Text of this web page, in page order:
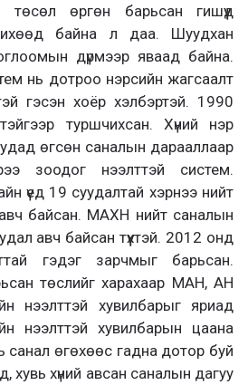
төсөл өргөн барьсан гишүүд
байна л даа. Шуудхан
дүрмээр яваад байна.
нь дотроо нэрсийн жагсаалт
гэсэн хоёр хэлбэртэй. 1990
туршчихсан. Хүний нэр
өгсөн саналын дарааллаар
зоодог нээлттэй систем.
үед 19 суудалтай хэрнээ нийт
байсан. МАХН нийт саналын
авч байсан түүхтэй. 2012 онд
гэдэг зарчмыг барьсан.
төслийг харахаар МАН, АН
нээлттэй хувилбарыг яриад
нээлттэй хувилбарын цаана
санал өгөхөөс гадна дотор буй
хувь хүний авсан саналын дагуу